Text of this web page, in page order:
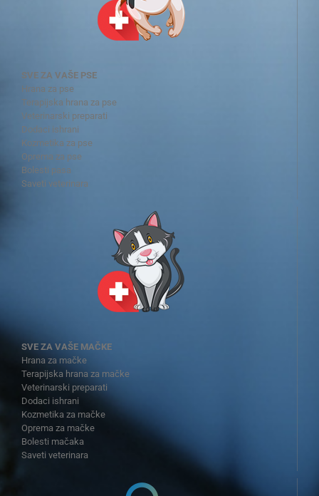
SVE ZA VAŠE PSE
Hrana za pse
Terapijska hrana za pse
Veterinarski preparati
Dodaci ishrani
Kozmetika za pse
Oprema za pse
Bolesti pasa
Saveti veterinara
SVE ZA VAŠE MAČKE
Hrana za mačke
Terapijska hrana za mačke
Veterinarski preparati
Dodaci ishrani
Kozmetika za mačke
Oprema za mačke
Bolesti mačaka
Saveti veterinara